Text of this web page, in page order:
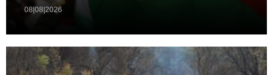
08|08|2026